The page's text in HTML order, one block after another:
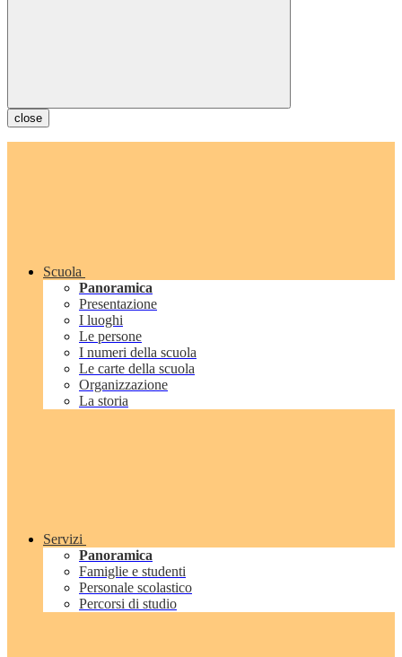
close
Scuola
Panoramica
Presentazione
I luoghi
Le persone
I numeri della scuola
Le carte della scuola
Organizzazione
La storia
Servizi
Panoramica
Famiglie e studenti
Personale scolastico
Percorsi di studio